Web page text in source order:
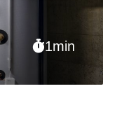
1min